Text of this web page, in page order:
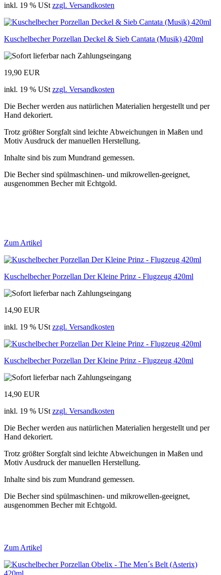
inkl. 19 % USt zzgl. Versandkosten
Kuschelbecher Porzellan Deckel & Sieb Cantata (Musik) 420ml
19,90 EUR
inkl. 19 % USt zzgl. Versandkosten
Die Becher werden aus natürlichen Materialien hergestellt und per
Hand dekoriert.
Trotz größter Sorgfalt sind leichte Abweichungen in Maßen und
Motiv Ausdruck der manuellen Herstellung.
Inhalte sind bis zum Mundrand gemessen.
Die Becher sind spülmaschinen- und mikrowellen-geeignet,
ausgenommen Becher mit Echtgold.
Zum Artikel
Kuschelbecher Porzellan Der Kleine Prinz - Flugzeug 420ml
14,90 EUR
inkl. 19 % USt zzgl. Versandkosten
Kuschelbecher Porzellan Der Kleine Prinz - Flugzeug 420ml
14,90 EUR
inkl. 19 % USt zzgl. Versandkosten
Die Becher werden aus natürlichen Materialien hergestellt und per
Hand dekoriert.
Trotz größter Sorgfalt sind leichte Abweichungen in Maßen und
Motiv Ausdruck der manuellen Herstellung.
Inhalte sind bis zum Mundrand gemessen.
Die Becher sind spülmaschinen- und mikrowellen-geeignet,
ausgenommen Becher mit Echtgold.
Zum Artikel